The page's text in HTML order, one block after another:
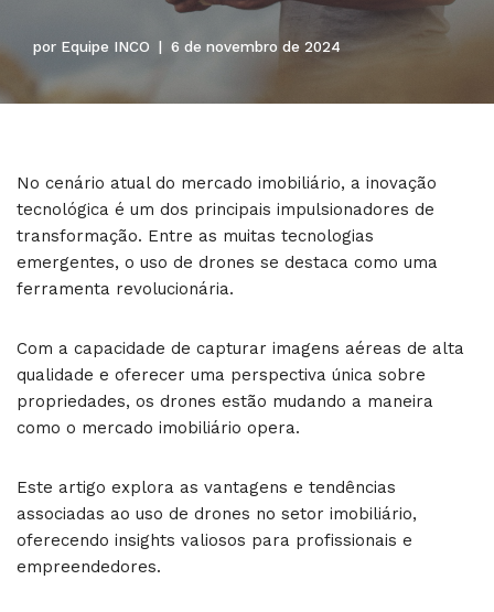
por Equipe INCO 6 de novembro de 2024
No cenário atual do mercado imobiliário, a inovação
tecnológica é um dos principais impulsionadores de
transformação. Entre as muitas tecnologias
emergentes, o uso de drones se destaca como uma
ferramenta revolucionária.
Com a capacidade de capturar imagens aéreas de alta
qualidade e oferecer uma perspectiva única sobre
propriedades, os drones estão mudando a maneira
como o mercado imobiliário opera.
Este artigo explora as vantagens e tendências
associadas ao uso de drones no setor imobiliário,
oferecendo insights valiosos para profissionais e
empreendedores.